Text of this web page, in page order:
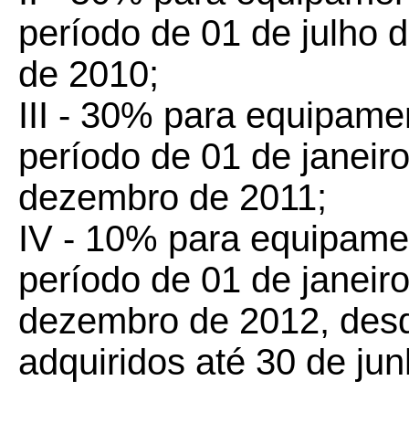
período de 01 de julho
de 2010;
III - 30% para
período de 01 de
dezembro de 2011;
IV - 10% para
período de 01 de
dezembro de 2012,
adquiridos até 30 de